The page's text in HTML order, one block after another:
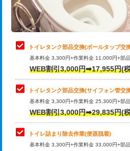
トイレタンク部品交換(ボールタップ交換
基本料金 3,300円+作業料金 11,000円+部
WEB割引3,000円➡17,955円(
トイレタンク部品交換(サイフォン管交
基本料金 3,300円+作業料金 25,300円+部
WEB割引3,000円➡29,835円(
トイレ詰まり除去作業(便器脱着)
基本料金 3,300円+作業料金 33,000円+部